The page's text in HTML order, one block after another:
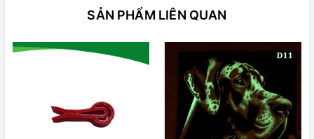
SẢN PHẨM LIÊN QUAN